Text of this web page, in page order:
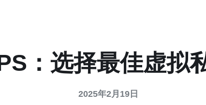
：选择最佳虚拟
2025年2月19日